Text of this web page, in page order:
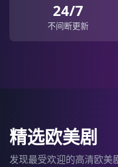
24/7
不间断更新
精选欧美剧
发现最受欢迎的高清欧美